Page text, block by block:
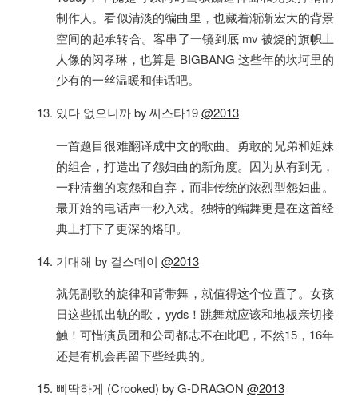
制作人。看似清淡的编曲里，也藏着渐渐宏大的背景
空间的起承转合。客串了一镜到底 mv 被烧的旗帜上
人像的闵孝琳，也算是 BIGBANG 这些年的坎坷里的
少有的一丝温暖和佳话吧。
있다 없으니까 by 씨스타19@2013
一首题目很难翻译成中文的歌曲。勇敢的兄弟和姐妹
的组合，打造出了怨妇曲的新角度。因为从有到无，
一种清幽的哀怨和自弃，而非传统的浓烈型怨妇曲。
最开始的电话声一秒入戏。独特的编舞更是在这首经
典上打下了更深的烙印。
기대해 by 걸스데이 @2013
就凭副歌的旋律和背带舞，就值得这个位置了。女孩
日这些抓出轨的歌，yyds！跳舞就应该和地板亲切接
触！可惜演员团和公司都志不在此吧，不然15，16年
还是有机会再留下些经典的。
삐딱하게 (Crooked) by G-DRAGON @2013